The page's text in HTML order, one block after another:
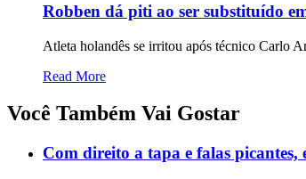
Robben dá piti ao ser substituído
Atleta holandês se irritou após técnico Carlo
Read More
Você Também Vai Gostar
Com direito a tapa e falas